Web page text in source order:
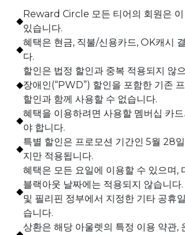
Reward Circle 모든 티어의 회원은 이
있습니다.
혜택은 현금, 직불/신용카드, OK캐시
다.
할인은 법정 할인과 중복 적용되지 않
장애인(“PWD”) 할인을 포함한 기존
할인과 함께 사용할 수 없습니다.
혜택을 이용하려면 사용할 멤버십 카
야 합니다.
특별 할인은 프로모션 기간인 5월 28
지만 적용됩니다.
혜택은 모든 요일에 이용할 수 있으며,
블랙아웃 날짜에는 적용되지 않습니
및 필리핀 정부에서 지정한 기타 공휴
습니다.
상환은 해당 아울렛의 특정 이용 약관,